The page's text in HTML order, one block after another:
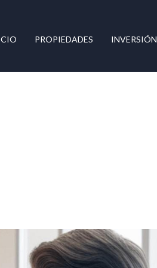
PROPIEDADES INVERSIÓN